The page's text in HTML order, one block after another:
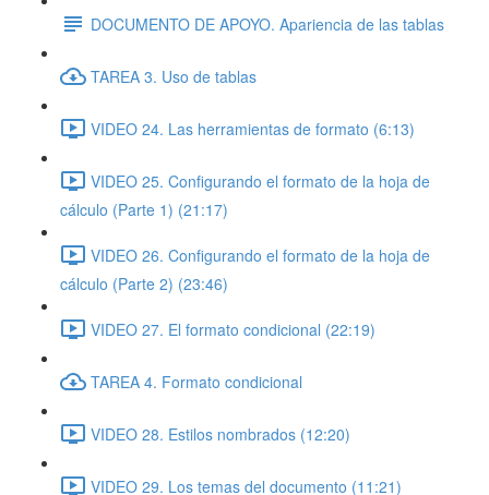
DOCUMENTO DE APOYO. Apariencia de las tablas
TAREA 3. Uso de tablas
VIDEO 24. Las herramientas de formato (6:13)
VIDEO 25. Configurando el formato de la hoja de
cálculo (Parte 1) (21:17)
VIDEO 26. Configurando el formato de la hoja de
cálculo (Parte 2) (23:46)
VIDEO 27. El formato condicional (22:19)
TAREA 4. Formato condicional
VIDEO 28. Estilos nombrados (12:20)
VIDEO 29. Los temas del documento (11:21)